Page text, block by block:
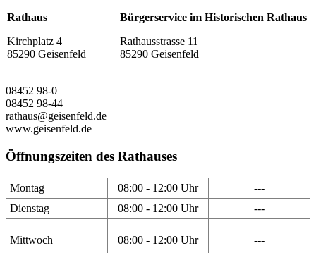
Rathaus
Kirchplatz 4
85290 Geisenfeld
Bürgerservice im Historischen Rathaus
Rathausstrasse 11
85290 Geisenfeld
08452 98-0
08452 98-44
rathaus@geisenfeld.de
www.geisenfeld.de
Öffnungszeiten des Rathauses
Montag 08:00 - 12:00 Uhr
---
Dienstag
08:00 - 12:00 Uhr ---
Mittwoch 08:00 - 12:00 Uhr ---